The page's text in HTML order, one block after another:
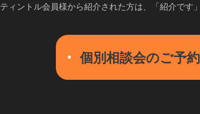
ティントル会員様から紹介された方は、 「紹介です
個別相談会のご予